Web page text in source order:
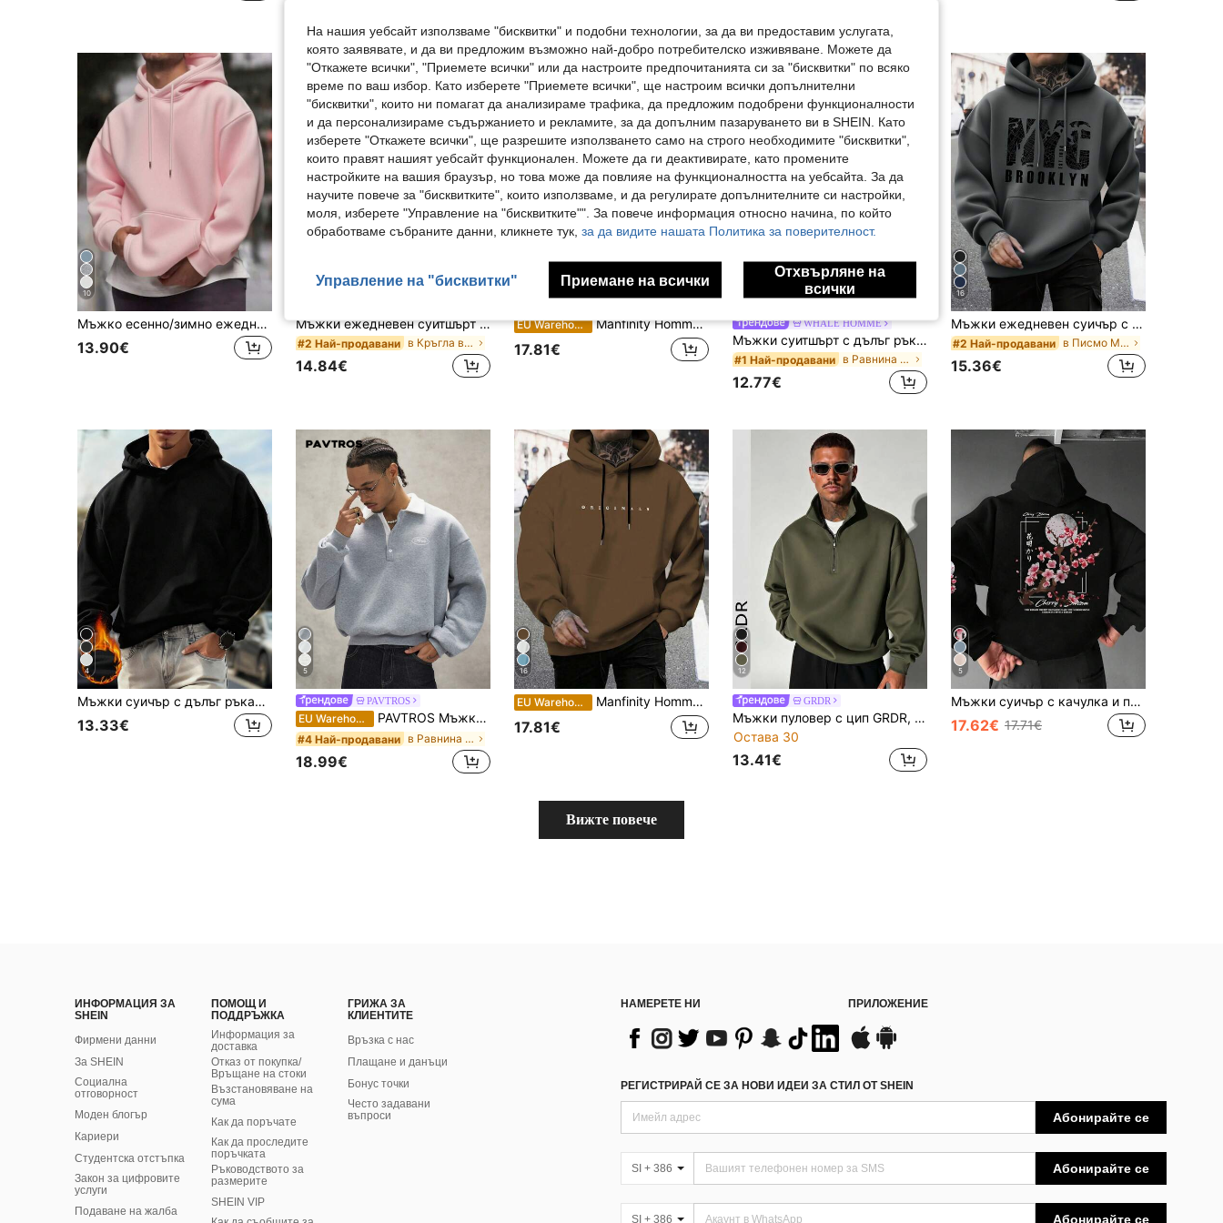
4.48€
10
Мъжко есенно/зимно ежедневно модно минималистично суитшърт за ежедневно пътуване до работа с качулка, връзки и джоб тип кенгуру, едноцветно
13.90€
Мъжки ежедневен суитшърт с минималистичен принт на конна езда и кръгло деколте, подходящ за пролет и есен
#2 Най-продавани в Кръгла врата Мъжки суитшърти
14.84€
EU Warehouse Manfinity Homme Мъжки суичър с качулка и щампа "Планина" с термо подплата, джоб и връзка, 1 бр., есен/зима
17.81€
WHALE HOMME
Мъжки суитшърт с дълъг ръкав и половин цип, лек, едноцветен, 1 бр., нов стил
#1 Най-продавани в Равнина Мъжки суитшърти
12.77€
16
Мъжки ежедневен суичър с качулка и дълъг ръкав, с принт и връзки, препи надпис, пролет/есен
#2 Най-продавани в Писмо Мъжки суичъри с качулки
15.36€
4
Мъжки суичър с дълъг ръкав, джоб и връзки, едноцветен, ежедневен, с падащо рамо, есен/зима, за училищния сезон
13.33€
5
PAVTROS
EU Warehouse PAVTROS Мъжки суитшърт с дълъг ръкав, пола яка, принт с букви, 캐жуал, свободен крой
#4 Най-продавани в Равнина Мъжки суитшърти
18.99€
16
EU Warehouse Manfinity Homme Мъжки суитшърт с качулка, дълъг ръкав и връзки, с дълъг ръкав, широк, ежедневен, кафяв
17.81€
12
GRDR
Мъжки пуловер с цип GRDR, есен/зима
Остава 30
13.41€
5
Мъжки суичър с качулка и принт с лозунг и кенгуру, есен/зима, ежедневна мода
17.62€ 17.71€
Вижте повече
ИНФОРМАЦИЯ ЗА
SHEIN
Фирмени данни
За SHEIN
Социална
отговорност
Моден блогър
Кариери
Студентска отстъпка
Закон за цифровите
услуги
Подаване на жалба
ПОМОЩ И
ПОДДРЪЖКА
Информация за
доставка
Отказ от покупка/
Връщане на стоки
Възстановяване на
сума
Как да поръчате
Как да проследите
поръчката
Ръководството за
размерите
SHEIN VIP
ГРИЖА ЗА
КЛИЕНТИТЕ
Връзка с нас
Плащане и данъци
Бонус точки
Често задавани
въпроси
НАМЕРЕТЕ НИ ПРИЛОЖЕНИЕ
РЕГИСТРИРАЙ СЕ ЗА НОВИ ИДЕИ ЗА СТИЛ ОТ SHEIN
Абонирайте се
SI + 386 Абонирайте се
SI + 386 Абонирайте се
На нашия уебсайт използваме "бисквитки" и подобни технологии, за да ви предоставим услугата,
която заявявате, и да ви предложим възможно най-добро потребителско изживяване. Можете да
"Откажете всички", "Приемете всички" или да настроите предпочитанията си за "бисквитки" по всяко
време по ваш избор. Като изберете "Приемете всички", ще настроим всички допълнителни
"бисквитки", които ни помагат да анализираме трафика, да предложим подобрени функционалности
и да персонализираме съдържанието и рекламите, за да допълним пазаруването ви в SHEIN. Като
изберете "Откажете всички", ще разрешите използването само на строго необходимите "бисквитки",
които правят нашият уебсайт функционален. Можете да ги деактивирате, като промените
настройките на вашия браузър, но това може да повлияе на функционалността на уебсайта. За да
научите повече за "бисквитките", които използваме, и да регулирате допълнителните си настройки,
моля, изберете "Управление на "бисквитките"". За повече информация относно начина, по който
обработваме събраните данни, кликнете тук, за да видите нашата Политика за поверителност.
Управление на "бисквитки" Приемане на всички
Отхвърляне на
всички